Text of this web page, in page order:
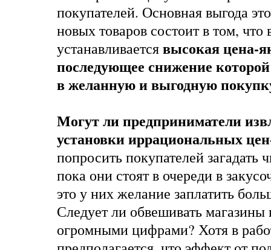
покупателей. Основная выгода
новых товаров состоит в том, что
устанавливаетсявысокая цена-
последующее снижение
в желанную и выгодную
Могут ли предприниматели
установки иррациональных
попросить покупателей загадать
пока они стоят в очереди в
это у них желание заплатить
Следует ли обвешивать магазины
огромными цифрами? Хотя в